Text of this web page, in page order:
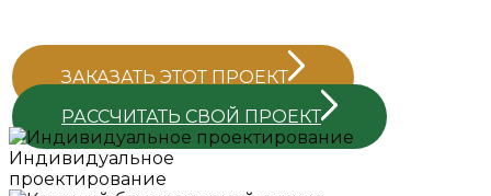
ЗАКАЗАТЬ ЭТОТ ПРОЕКТ
РАССЧИТАТЬ СВОЙ ПРОЕКТ
Индивидуальное
проектирование